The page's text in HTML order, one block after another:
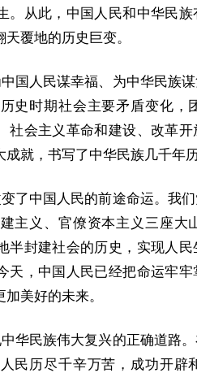
。从此，中国人民和中华民
覆地的历史巨变。
国人民谋幸福、为中华民族
史时期社会主要矛盾变化，
社会主义革命和建设、改革
就，书写了中华民族几千年
了中国人民的前途命运。我
主义、官僚资本主义三座大
半封建社会的历史，实现人
天，中国人民已经把命运牢牢
美好的未来。
华民族伟大复兴的正确道路
民历尽千辛万苦，成功开辟